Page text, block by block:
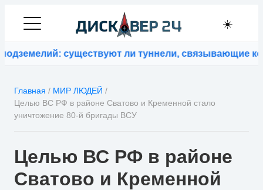
☀️
существуют ли туннели, связывающие
Главная / МИР ЛЮДЕЙ /
Целью ВС РФ в районе Сватово и Кременной стало
уничтожение 80-й бригады ВСУ
Целью ВС РФ в районе
Сватово и Кременной